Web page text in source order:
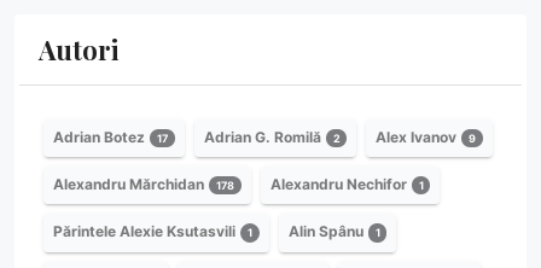
Autori
Adrian Botez 17 Adrian G. Romilă 2 Alex Ivanov 9
Alexandru Mărchidan 178 Alexandru Nechifor 1
Părintele Alexie Ksutasvili 1 Alin Spânu 1